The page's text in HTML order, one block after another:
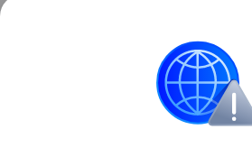
В Восточном межрегиональном
добавляют, что самолет
всего на борту находились два